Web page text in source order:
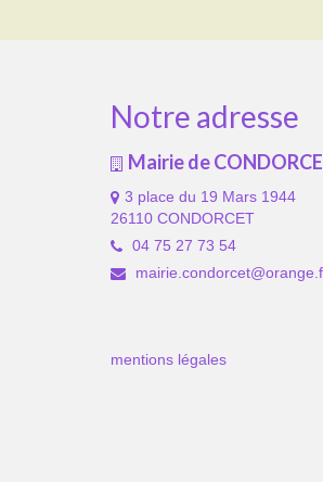
Notre adresse
Mairie de
3 place du 19 Mars 1944
26110 CONDORCET
04 75 27 73 54
mentions légales